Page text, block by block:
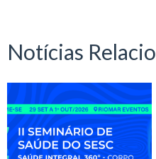
Notícias